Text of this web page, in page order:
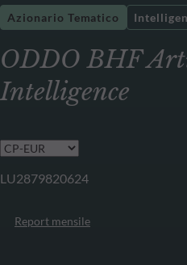
ODDO BHF
Intelligence
Azionario Tematico
LU2879820624
Report mensile